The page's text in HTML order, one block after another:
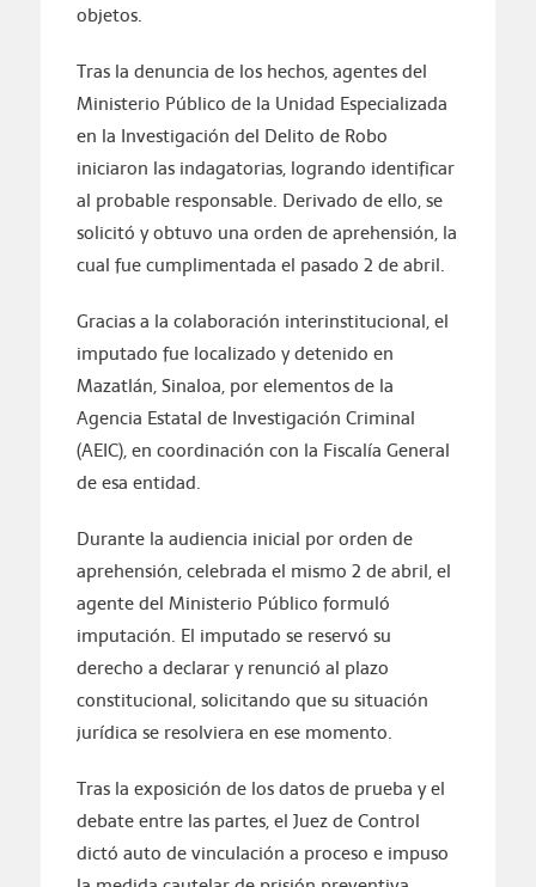
objetos.
Tras la denuncia de los hechos, agentes del
Ministerio Público de la Unidad Especializada
en la Investigación del Delito de Robo
iniciaron las indagatorias, logrando identificar
al probable responsable. Derivado de ello, se
solicitó y obtuvo una orden de aprehensión, la
cual fue cumplimentada el pasado 2 de abril.
Gracias a la colaboración interinstitucional, el
imputado fue localizado y detenido en
Mazatlán, Sinaloa, por elementos de la
Agencia Estatal de Investigación Criminal
(AEIC), en coordinación con la Fiscalía General
de esa entidad.
Durante la audiencia inicial por orden de
aprehensión, celebrada el mismo 2 de abril, el
agente del Ministerio Público formuló
imputación. El imputado se reservó su
derecho a declarar y renunció al plazo
constitucional, solicitando que su situación
jurídica se resolviera en ese momento.
Tras la exposición de los datos de prueba y el
debate entre las partes, el Juez de Control
dictó auto de vinculación a proceso e impuso